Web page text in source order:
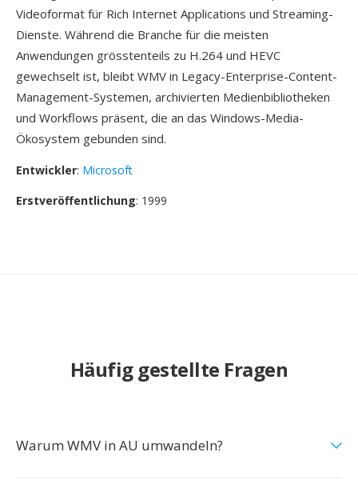
Videoformat für Rich Internet Applications und Streaming-
Dienste. Während die Branche für die meisten
Anwendungen grösstenteils zu H.264 und HEVC
gewechselt ist, bleibt WMV in Legacy-Enterprise-Content-
Management-Systemen, archivierten Medienbibliotheken
und Workflows präsent, die an das Windows-Media-
Ökosystem gebunden sind.
Entwickler: Microsoft
Erstveröffentlichung: 1999
Häufig gestellte Fragen
Warum WMV in AU umwandeln?